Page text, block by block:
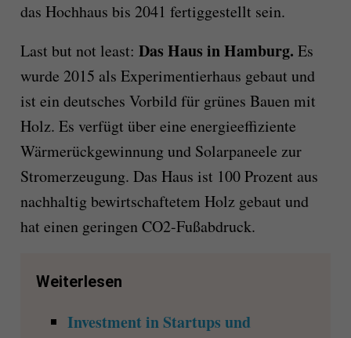
das Hochhaus bis 2041 fertiggestellt sein.
Last but not least: Das Haus in Hamburg. Es
wurde 2015 als Experimentierhaus gebaut und
ist ein deutsches Vorbild für grünes Bauen mit
Holz. Es verfügt über eine energieeffiziente
Wärmerückgewinnung und Solarpaneele zur
Stromerzeugung. Das Haus ist 100 Prozent aus
nachhaltig bewirtschaftetem Holz gebaut und
hat einen geringen CO2-Fußabdruck.
Weiterlesen
Investment in Startups und